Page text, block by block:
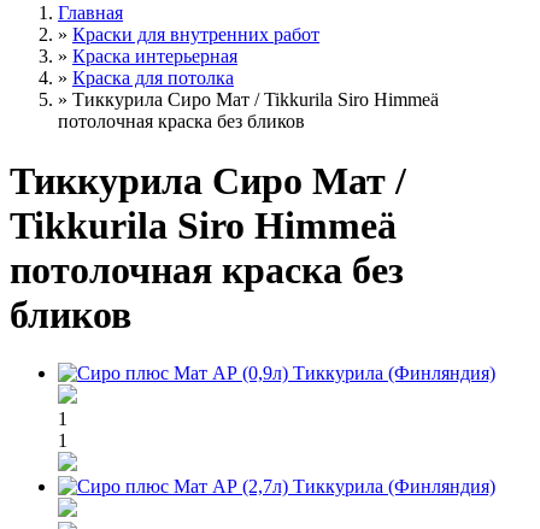
Главная
» Краски для внутренних работ
» Краска интерьерная
» Краска для потолка
» Тиккурила Сиро Мат / Tikkurila Siro Himmeä
потолочная краска без бликов
Тиккурила Сиро Мат /
Tikkurila Siro Himmeä
потолочная краска без
бликов
1
1